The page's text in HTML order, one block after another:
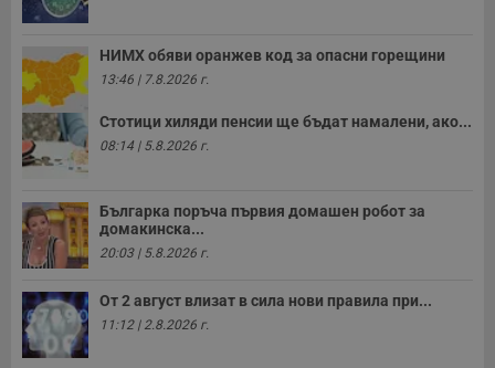
НИМХ обяви оранжев код за опасни горещини
13:46 | 7.8.2026 г.
Стотици хиляди пенсии ще бъдат намалени, ако...
08:14 | 5.8.2026 г.
Българка поръча първия домашен робот за
домакинска...
20:03 | 5.8.2026 г.
От 2 август влизат в сила нови правила при...
11:12 | 2.8.2026 г.